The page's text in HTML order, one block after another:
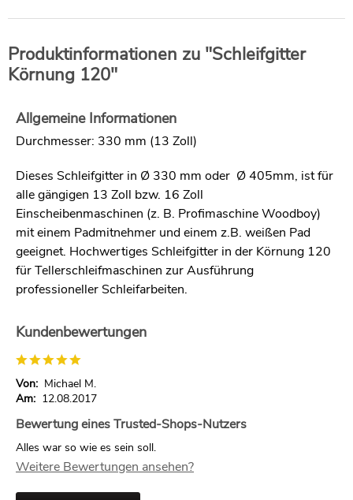
Produktinformationen zu "Schleifgitter
Körnung 120"
Allgemeine Informationen
Durchmesser: 330 mm (13 Zoll)
Dieses Schleifgitter in Ø 330 mm oder Ø 405mm, ist für
alle gängigen 13 Zoll bzw. 16 Zoll
Einscheibenmaschinen (z. B. Profimaschine Woodboy)
mit einem Padmitnehmer und einem z.B. weißen Pad
geeignet. Hochwertiges Schleifgitter in der Körnung 120
für Tellerschleifmaschinen zur Ausführung
professioneller Schleifarbeiten.
Kundenbewertungen
Von: Michael M.
Am: 12.08.2017
Bewertung eines Trusted-Shops-Nutzers
Alles war so wie es sein soll.
Weitere Bewertungen ansehen?